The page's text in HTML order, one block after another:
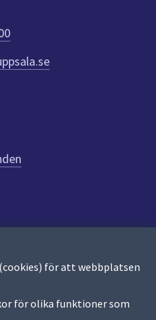
för att webbplatsen
för olika funktioner som